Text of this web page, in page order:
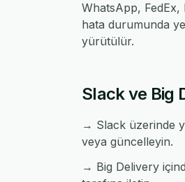
WhatsApp, FedEx,
hata durumunda
yürütülür.
Slack ve Big
→ Slack üzerinde
veya güncelleyin.
→ Big Delivery